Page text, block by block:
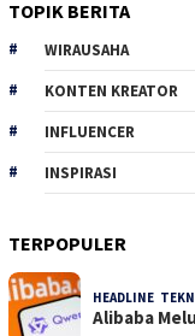
TOPIK BERITA
WIRAUSAHA
KONTEN KREATOR
INFLUENCER
INSPIRASI
TERPOPULER
HEADLINE
Alibaba